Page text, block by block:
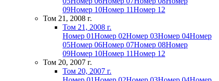
09Номер 10Номер 11Номер 12
Том 21, 2008 г.
Том 21, 2008 г.
Номер 01Номер 02Номер 03Номер 04Номер
05Номер 06Номер 07Номер 08Номер
09Номер 10Номер 11Номер 12
Том 20, 2007 г.
Том 20, 2007 г.